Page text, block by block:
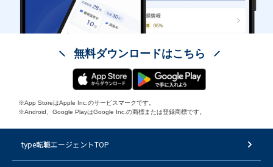
無料ダウンロードはこちら
※App StoreはApple Inc.のサービスマークです。
※Android、Google PlayはGoogle Inc.の商標または登録商標です。
type転職エージェントTOP